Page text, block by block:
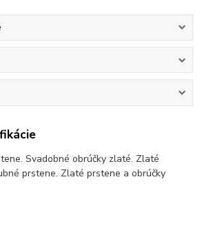
Svadobné obrúčky zlaté. Zlaté
prstene. Zlaté prstene a obrúčky